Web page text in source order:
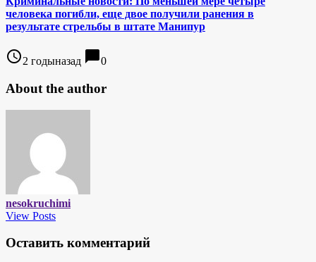
человека погибли, еще двое получили ранения в
результате стрельбы в штате Манипур
access_time2 годыназад chat_bubble0
About the author
nesokruchimi
View Posts
Оставить комментарий